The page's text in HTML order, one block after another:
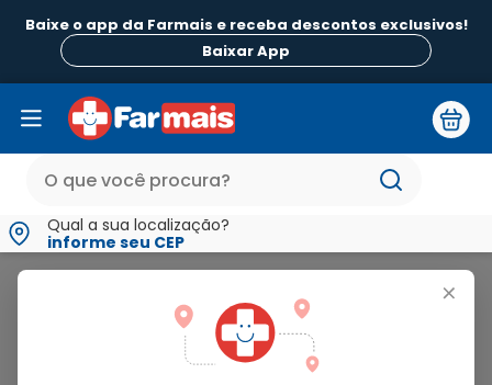
Baixe o app da Farmais e receba descontos exclusivos!
Baixar App
Qual a sua localização?
informe seu CEP
+